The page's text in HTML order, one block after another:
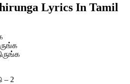
Lyrics In Tamil
– 2